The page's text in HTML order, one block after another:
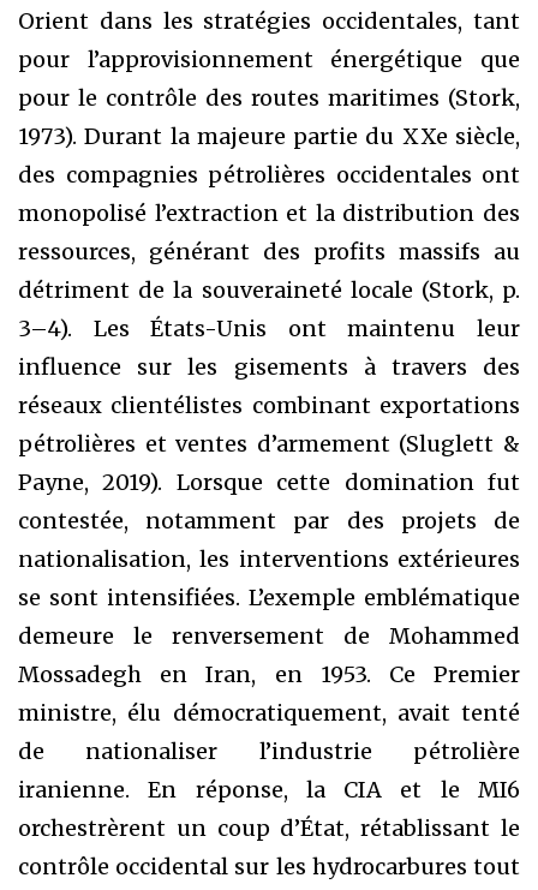
Orient dans les stratégies occidentales, tant
pour l’approvisionnement énergétique que
pour le contrôle des routes maritimes (Stork,
1973). Durant la majeure partie du XXe siècle,
des compagnies pétrolières occidentales ont
monopolisé l’extraction et la distribution des
ressources, générant des profits massifs au
détriment de la souveraineté locale (Stork, p.
3–4). Les États-Unis ont maintenu leur
influence sur les gisements à travers des
réseaux clientélistes combinant exportations
pétrolières et ventes d’armement (Sluglett &
Payne, 2019). Lorsque cette domination fut
contestée, notamment par des projets de
nationalisation, les interventions extérieures
se sont intensifiées. L’exemple emblématique
demeure le renversement de Mohammed
Mossadegh en Iran, en 1953. Ce Premier
ministre, élu démocratiquement, avait tenté
de nationaliser l’industrie pétrolière
iranienne. En réponse, la CIA et le MI6
orchestrèrent un coup d’État, rétablissant le
contrôle occidental sur les hydrocarbures tout